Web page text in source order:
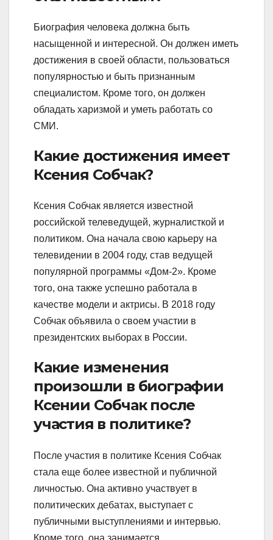
Биография человека должна быть
насыщенной и интересной. Он должен иметь
достижения в своей области, пользоваться
популярностью и быть признанным
специалистом. Кроме того, он должен
обладать харизмой и уметь работать со
СМИ.
Какие достижения имеет
Ксения Собчак?
Ксения Собчак является известной
российской телеведущей, журналисткой и
политиком. Она начала свою карьеру на
телевидении в 2004 году, став ведущей
популярной программы «Дом-2». Кроме
того, она также успешно работала в
качестве модели и актрисы. В 2018 году
Собчак объявила о своем участии в
президентских выборах в России.
Какие изменения
произошли в биографии
Ксении Собчак после
участия в политике?
После участия в политике Ксения Собчак
стала еще более известной и публичной
личностью. Она активно участвует в
политических дебатах, выступает с
публичными выступлениями и интервью.
Кроме того, она занимается